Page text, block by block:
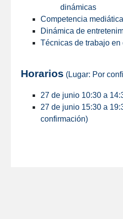
dinámicas
Competencia mediática
Dinámica de
Técnicas de trabajo en
Horarios (Lugar: Por
27 de junio 10:30 a
27 de junio 15:30 a
confirmación)